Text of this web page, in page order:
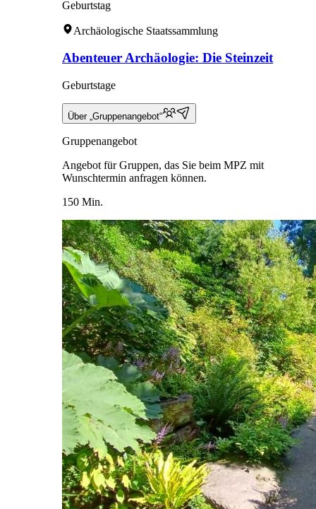
Geburtstag
Archäologische Staatssammlung
Abenteuer Archäologie: Die Steinzeit
Geburtstage
Über „Gruppenangebot“
Gruppenangebot
Angebot für Gruppen, das Sie beim MPZ mit
Wunschtermin anfragen können.
150 Min.